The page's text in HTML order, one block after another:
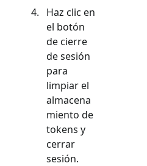
Haz clic en
el botón
de cierre
de sesión
para
limpiar el
almacena
miento de
tokens y
cerrar
sesión.